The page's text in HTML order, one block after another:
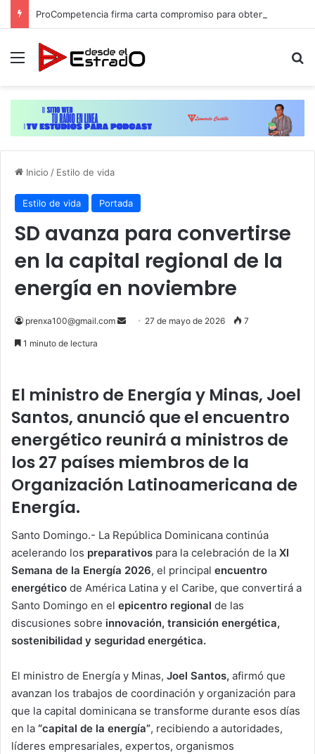
Menú
Inicio / Estilo de vida
Estilo de vida Portada
SD avanza para convertirse
en la capital regional de la
energía en noviembre
prenxa100@gmail.com
Send 27 de mayo de 2026 7
1 minuto de lectura
El ministro de Energía y Minas, Joel
Santos, anunció que el encuentro
energético reunirá a ministros de
los 27 países miembros de la
Organización Latinoamericana de
Energía.
Santo Domingo.- La República Dominicana continúa
acelerando los preparativos para la celebración de la XI
Semana de la Energía 2026, el principal encuentro
energético de América Latina y el Caribe, que convertirá a
Santo Domingo en el epicentro regional de las
discusiones sobre innovación, transición energética,
sostenibilidad y seguridad energética.
El ministro de Energía y Minas, Joel Santos, afirmó que
avanzan los trabajos de coordinación y organización para
que la capital dominicana se transforme durante esos días
en la “capital de la energía”, recibiendo a autoridades,
líderes empresariales, expertos, organismos